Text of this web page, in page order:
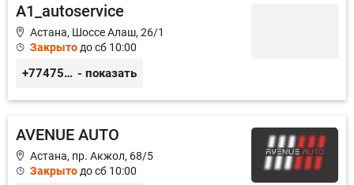
A1_autoservice
Астана, Шоссе Алаш, 26/1
Закрыто до сб 10:00
+77475551113 - показать
AVENUE AUTO
Астана, пр. Акжол, 68/5
Закрыто до сб 10:00